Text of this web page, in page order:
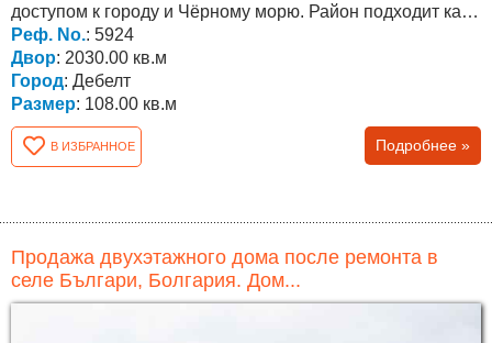
доступом к городу и Чёрному морю. Район подходит как
для...
Реф. No.: 5924
Двор: 2030.00 кв.м
Город: Дебелт
Размер: 108.00 кв.м
В ИЗБРАННОЕ Подробнее »
Продажа двухэтажного дома после ремонта в
селе Българи, Болгария. Дом...